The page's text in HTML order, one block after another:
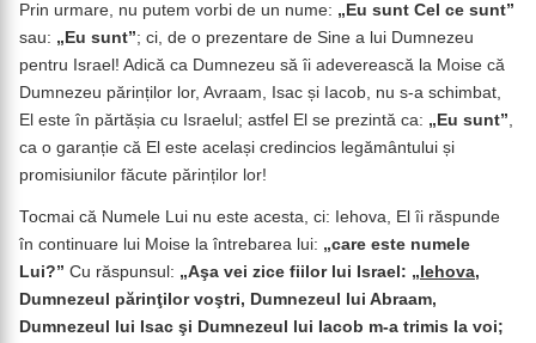
Prin urmare, nu putem vorbi de un nume: „Eu sunt Cel ce sunt”
sau: „Eu sunt”; ci, de o prezentare de Sine a lui Dumnezeu
pentru Israel! Adică ca Dumnezeu să îi adeverească la Moise că
Dumnezeu părinților lor, Avraam, Isac și Iacob, nu s-a schimbat,
El este în părtășia cu Israelul; astfel El se prezintă ca: „Eu sunt”,
ca o garanție că El este același credincios legământului și
promisiunilor făcute părinților lor!
Tocmai că Numele Lui nu este acesta, ci: Iehova, El îi răspunde
în continuare lui Moise la întrebarea lui: „care este numele
Lui?” Cu răspunsul: „Aşa vei zice fiilor lui Israel: „ Iehova,
Dumnezeul părinţilor voştri, Dumnezeul lui Abraam,
Dumnezeul lui Isac şi Dumnezeul lui Iacob m-a trimis la voi;